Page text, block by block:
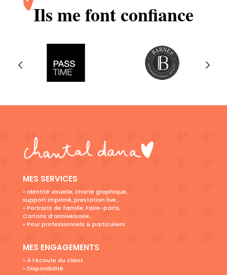
Ils me font confiance
MES SERVICES
• Identité visuelle, charte graphique,
support imprimé, prestation live…
• Portraits de famille, Faire-parts,
Cartons d’anniversaire…
• Pour professionnels & particuliers
MES ENGAGEMENTS
• Àl’écoute du client
• Disponibilité